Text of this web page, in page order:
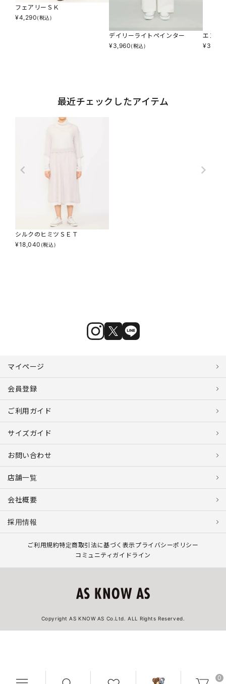
0
フェアリーＳＫ
¥4,290(税込)
デイリーライトペインター
¥3,960(税込)
エンブ
¥3,564
最近チェックしたアイテム
シルクのヒミツＳＥＴ
¥18,040 (税込)
マイページ
会員登録
ご利用ガイド
サイズガイド
お問い合わせ
店舗一覧
会社概要
採用情報
ご利用規約特定商取引法に基づく表示プライバシーポリシー
コミュニティガイドライン
Copyright AS KNOW AS Co.Ltd. ALL Rights Reserved.